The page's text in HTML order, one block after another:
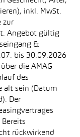
inkl. MwSt.
zur
Angebot gültig
&
bis 30.09.2026
die AMAG
des
alt sein (Datum
Der
rückwirkend